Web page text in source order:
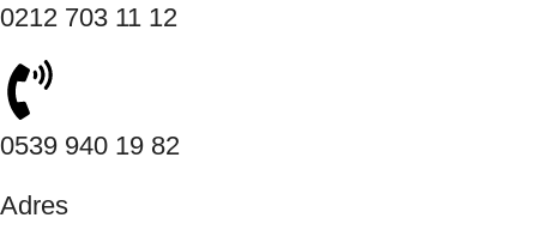
0212 703 11 12
0539 940 19 82
Adres